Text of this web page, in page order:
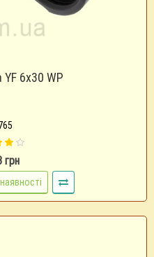
YF 6x30 WP
грн